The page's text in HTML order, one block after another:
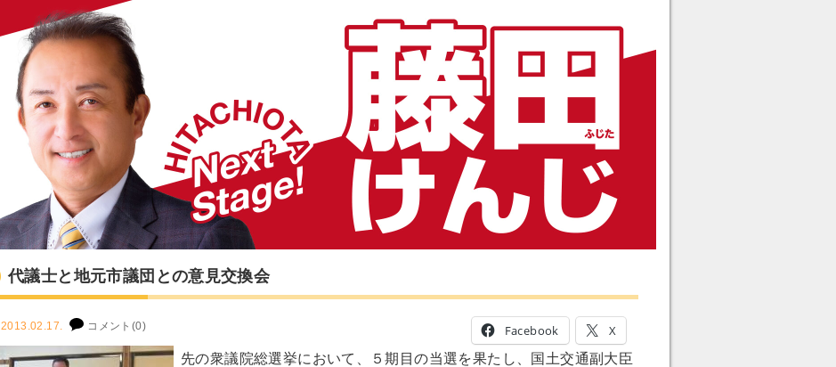
代議士と地元市議団との意見交換会
2013.02.17. コメント(0) Facebook
X
先の衆議院総選挙において、５期目の当選を果たし、国土交通副大臣